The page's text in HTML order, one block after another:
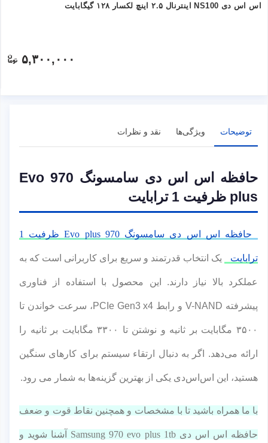
اس اس دی NS100 اینترنال ۲.۵ اینچ لکسار ۱۲۸ گیگابایت
۵,۳۰۰,۰۰۰
توضیحات ویژگی‌ها نقد و نظرات
حافظه اس اس دی سامسونگ 970 Evo
plus ظرفیت 1 ترابایت
حافظه اس اس دی سامسونگ 970 Evo plus ظرفیت 1
ترابایت یک انتخاب قدرتمند و سریع برای کاربرانی است که به
عملکرد بالا نیاز دارند. این محصول با استفاده از فناوری
پیشرفته V-NAND و رابط PCIe Gen3 x4، سرعت خواندن تا
۳۵۰۰ مگابایت بر ثانیه و نوشتن تا ۳۳۰۰ مگابایت بر ثانیه را
ارائه می‌دهد. اگر به دنبال ارتقاء سیستم برای کارهای سنگین
هستید، این اس‌اس‌دی یکی از بهترین گزینه‌ها به شمار می رود.
با ما همراه باشید تا با مشخصات و همچنین نقاط قوت و ضعف
حافظه اس اس دی Samsung 970 evo plus 1tb آشنا شوید و